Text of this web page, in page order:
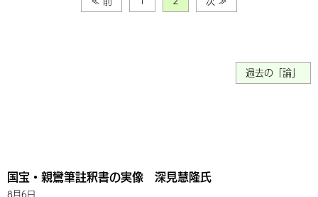
過去の「論」
国宝・親鸞筆註釈書の実像 深見慧隆氏
8月6日